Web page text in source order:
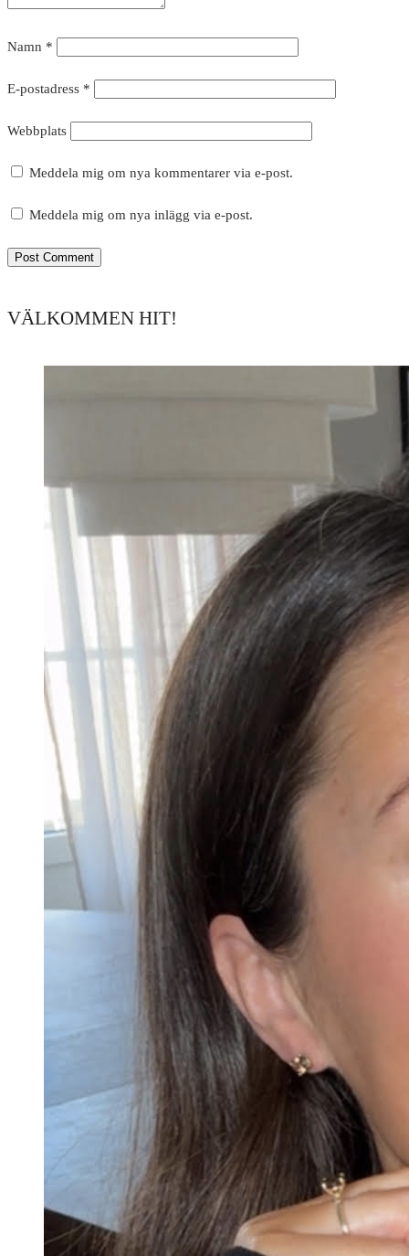
Namn *
E-postadress *
Webbplats
Meddela mig om nya kommentarer via e-post.
Meddela mig om nya inlägg via e-post.
VÄLKOMMEN HIT!